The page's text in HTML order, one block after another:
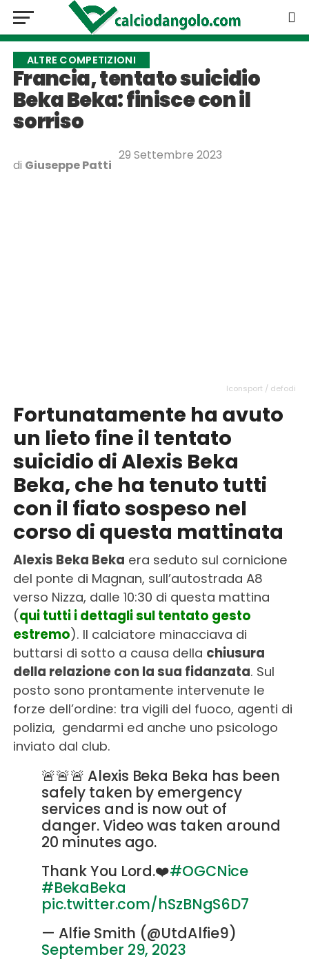
ALTRE COMPETIZIONI
Francia, tentato suicidio
Beka Beka: finisce con il
sorriso
di Giuseppe Patti
29 Settembre 2023
Iconsport / defodi
Fortunatamente ha avuto
un lieto fine il tentato
suicidio di Alexis Beka
Beka, che ha tenuto tutti
con il fiato sospeso nel
corso di questa mattinata
Alexis Beka Beka era seduto sul cornicione
del ponte di Magnan, sull’autostrada A8
verso Nizza, dalle 10:30 di questa mattina
(qui tutti i dettagli sul tentato gesto
estremo). Il calciatore minacciava di
buttarsi di sotto a causa della chiusura
della relazione con la sua fidanzata. Sul
posto sono prontamente intervenute le
forze dell’ordine: tra vigili del fuoco, agenti di
polizia, gendarmi ed anche uno psicologo
inviato dal club.
🚨🚨🚨 Alexis Beka Beka has been
safely taken by emergency
services and is now out of
danger. Video was taken around
20 minutes ago.
Thank You Lord.❤️#OGCNice
#BekaBeka
pic.twitter.com/hSzBNgS6D7
— Alfie Smith (@UtdAlfie9)
September 29, 2023